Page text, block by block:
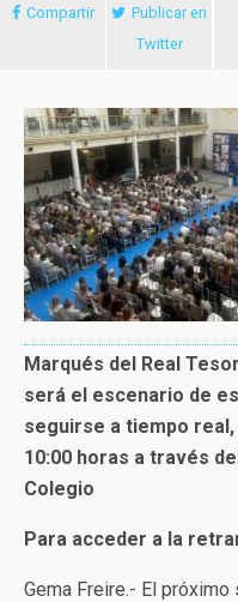
Compartir
Publicar en
Twitter
Marqués del Real
será el escenario de
seguirse a tiempo
10:00 horas a través
Colegio
Para acceder a la
Gema Freire.- El